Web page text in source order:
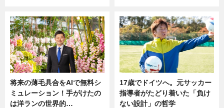
将来の薄毛具合をAIで無料シ
ミュレーション！手がけたの
は洋ランの世界的…
17歳でドイツへ。元サッカー
指導者がたどり着いた「負け
ない設計」の哲学